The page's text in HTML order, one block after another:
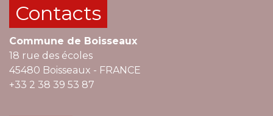
Contacts
Commune de Boisseaux
18 rue des écoles
45480 Boisseaux - FRANCE
+33 2 38 39 53 87